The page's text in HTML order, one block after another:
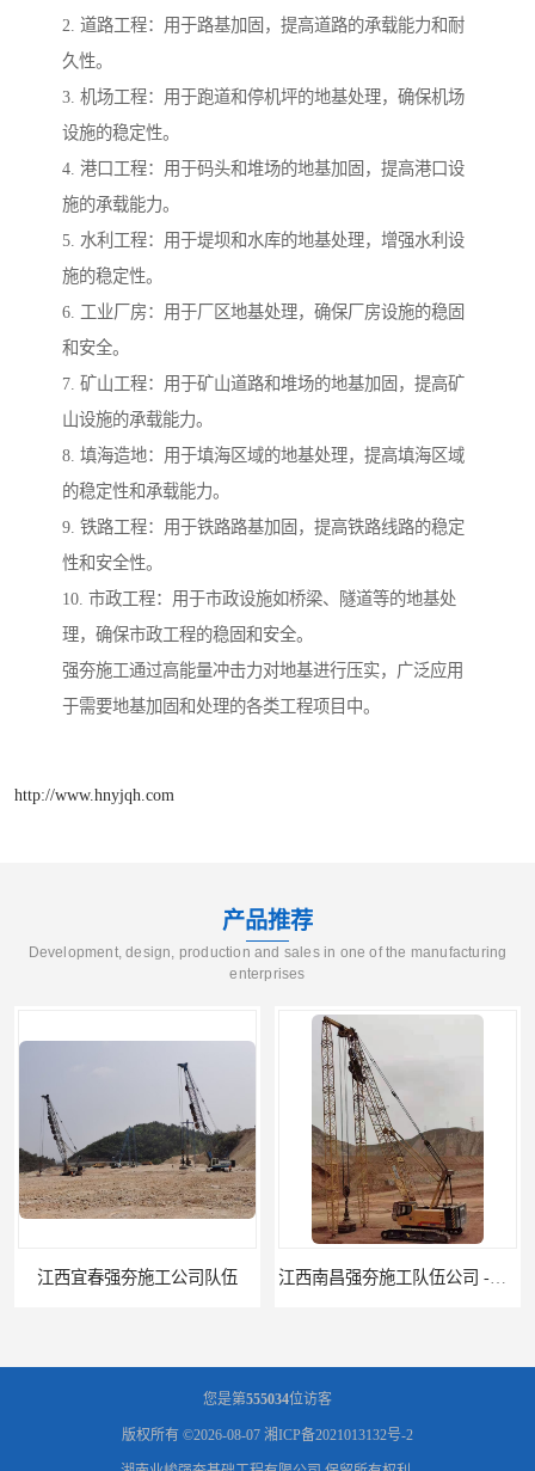
2. 道路工程：用于路基加固，提高道路的承载能力和耐
久性。
3. 机场工程：用于跑道和停机坪的地基处理，确保机场
设施的稳定性。
4. 港口工程：用于码头和堆场的地基加固，提高港口设
施的承载能力。
5. 水利工程：用于堤坝和水库的地基处理，增强水利设
施的稳定性。
6. 工业厂房：用于厂区地基处理，确保厂房设施的稳固
和安全。
7. 矿山工程：用于矿山道路和堆场的地基加固，提高矿
山设施的承载能力。
8. 填海造地：用于填海区域的地基处理，提高填海区域
的稳定性和承载能力。
9. 铁路工程：用于铁路路基加固，提高铁路线路的稳定
性和安全性。
10. 市政工程：用于市政设施如桥梁、隧道等的地基处
理，确保市政工程的稳固和安全。
强夯施工通过高能量冲击力对地基进行压实，广泛应用
于需要地基加固和处理的各类工程项目中。
http://www.hnyjqh.com
产品推荐
Development, design, production and sales in one of the manufacturing
enterprises
江西南昌强夯施工队伍公司 -湖南业峻强夯基础工程 江西新余强夯施工队伍公司 —业峻强夯基础工程
您是第555034位访客
版权所有 ©2026-08-07 湘ICP备2021013132号-2